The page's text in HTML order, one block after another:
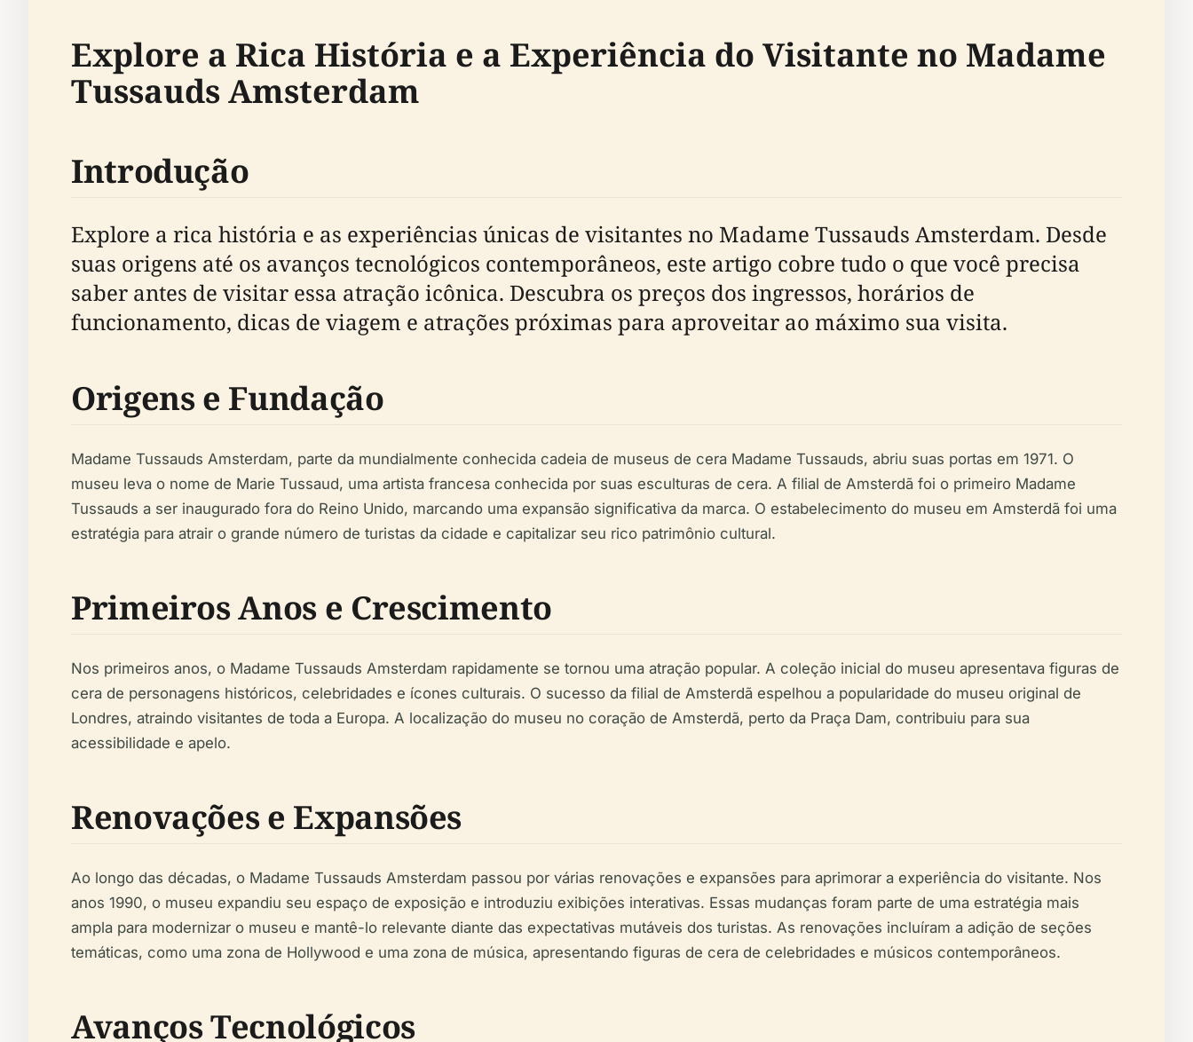
Explore a Rica História e a Experiência do Visitante no Madame
Tussauds Amsterdam
Introdução
Explore a rica história e as experiências únicas de visitantes no Madame Tussauds Amsterdam. Desde
suas origens até os avanços tecnológicos contemporâneos, este artigo cobre tudo o que você precisa
saber antes de visitar essa atração icônica. Descubra os preços dos ingressos, horários de
funcionamento, dicas de viagem e atrações próximas para aproveitar ao máximo sua visita.
Origens e Fundação
Madame Tussauds Amsterdam, parte da mundialmente conhecida cadeia de museus de cera Madame Tussauds, abriu suas portas em 1971. O
museu leva o nome de Marie Tussaud, uma artista francesa conhecida por suas esculturas de cera. A filial de Amsterdã foi o primeiro Madame
Tussauds a ser inaugurado fora do Reino Unido, marcando uma expansão significativa da marca. O estabelecimento do museu em Amsterdã foi uma
estratégia para atrair o grande número de turistas da cidade e capitalizar seu rico patrimônio cultural.
Primeiros Anos e Crescimento
Nos primeiros anos, o Madame Tussauds Amsterdam rapidamente se tornou uma atração popular. A coleção inicial do museu apresentava figuras de
cera de personagens históricos, celebridades e ícones culturais. O sucesso da filial de Amsterdã espelhou a popularidade do museu original de
Londres, atraindo visitantes de toda a Europa. A localização do museu no coração de Amsterdã, perto da Praça Dam, contribuiu para sua
acessibilidade e apelo.
Renovações e Expansões
Ao longo das décadas, o Madame Tussauds Amsterdam passou por várias renovações e expansões para aprimorar a experiência do visitante. Nos
anos 1990, o museu expandiu seu espaço de exposição e introduziu exibições interativas. Essas mudanças foram parte de uma estratégia mais
ampla para modernizar o museu e mantê-lo relevante diante das expectativas mutáveis dos turistas. As renovações incluíram a adição de seções
temáticas, como uma zona de Hollywood e uma zona de música, apresentando figuras de cera de celebridades e músicos contemporâneos.
Avanços Tecnológicos